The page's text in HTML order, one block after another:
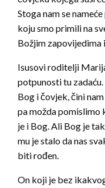
Stoga nam se
koju smo primili na
Božjim zapovijedima
Isusovi roditelji
potpunosti tu
Bog i čovjek, čini
pa možda pomislimo
je i Bog. Ali Bog je
mu je stalo da nas
biti rođen.
On koji je bez